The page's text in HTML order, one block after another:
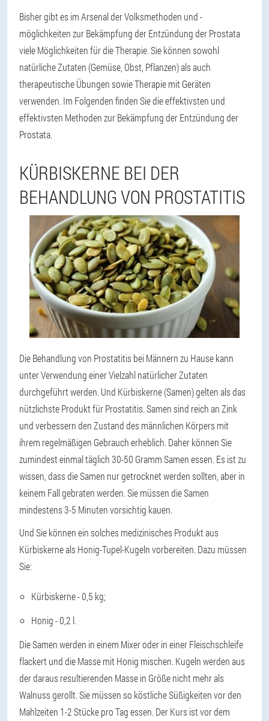
Bisher gibt es im Arsenal der Volksmethoden und -
möglichkeiten zur Bekämpfung der Entzündung der Prostata
viele Möglichkeiten für die Therapie. Sie können sowohl
natürliche Zutaten (Gemüse, Obst, Pflanzen) als auch
therapeutische Übungen sowie Therapie mit Geräten
verwenden. Im Folgenden finden Sie die effektivsten und
effektivsten Methoden zur Bekämpfung der Entzündung der
Prostata.
KÜRBISKERNE BEI DER
BEHANDLUNG VON PROSTATITIS
Die Behandlung von Prostatitis bei Männern zu Hause kann
unter Verwendung einer Vielzahl natürlicher Zutaten
durchgeführt werden. Und Kürbiskerne (Samen) gelten als das
nützlichste Produkt für Prostatitis. Samen sind reich an Zink
und verbessern den Zustand des männlichen Körpers mit
ihrem regelmäßigen Gebrauch erheblich. Daher können Sie
zumindest einmal täglich 30-50 Gramm Samen essen. Es ist zu
wissen, dass die Samen nur getrocknet werden sollten, aber in
keinem Fall gebraten werden. Sie müssen die Samen
mindestens 3-5 Minuten vorsichtig kauen.
Und Sie können ein solches medizinisches Produkt aus
Kürbiskerne als Honig-Tupel-Kugeln vorbereiten. Dazu müssen
Sie:
Kürbiskerne - 0,5 kg;
Honig - 0,2 l.
Die Samen werden in einem Mixer oder in einer Fleischschleife
flackert und die Masse mit Honig mischen. Kugeln werden aus
der daraus resultierenden Masse in Größe nicht mehr als
Walnuss gerollt. Sie müssen so köstliche Süßigkeiten vor den
Mahlzeiten 1-2 Stücke pro Tag essen. Der Kurs ist vor dem